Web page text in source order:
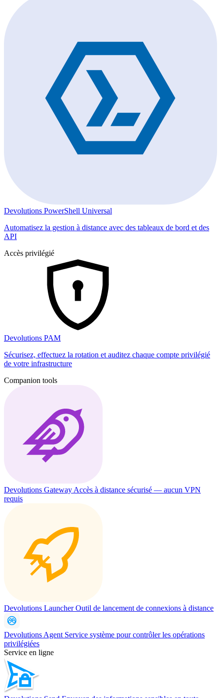
Devolutions PowerShell Universal
Automatisez la gestion à distance avec des tableaux de bord et des
API
Accès privilégié
Devolutions PAM
Sécurisez, effectuez la rotation et auditez chaque compte privilégié
de votre infrastructure
Companion tools
Devolutions Gateway Accès à distance sécurisé — aucun VPN
requis
Devolutions LauncherOutil de lancement de connexions à distance
Devolutions Agent Service système pour contrôler les opérations
privilégiées
Service en ligne